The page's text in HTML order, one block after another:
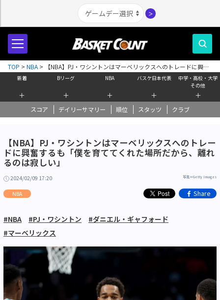
＞
新着
＋
Bリーグ
＋
NBA
＋
バスケ日本代表
＋
中学・高校・大学
その他
＋
スコア デイリーサマリー 順位 スタッツ クラブ
TOP > NBA >
【NBA】PJ・ワシントンはマーベリックスへのトレードに興奮
するも「僕を育ててくれた場所だから、離れるのは寂しい」
【NBA】PJ・ワシントンはマーベリックスへのトレー
ドに興奮するも「僕を育ててくれた場所だから、離れ
るのは寂しい」
2024/02/09 17:20 写真＝Getty Images
NBA Share
#NBA #PJ・ワシントン
#ダニエル・ギャフォード
#マーベリックス